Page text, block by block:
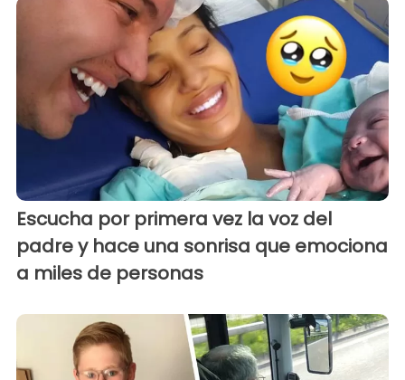
Escucha por primera vez la voz del
padre y hace una sonrisa que emociona
a miles de personas